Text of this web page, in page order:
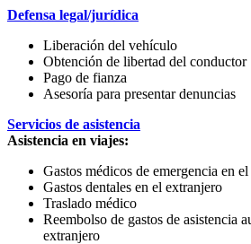
Defensa legal/jurídica
Liberación del vehículo
Obtención de libertad del conductor
Pago de fianza
Asesoría para presentar denuncias
Servicios de asistencia
Asistencia en viajes:
Gastos médicos de emergencia en
Gastos dentales en el extranjero
Traslado médico
Reembolso de gastos de asistencia
extranjero